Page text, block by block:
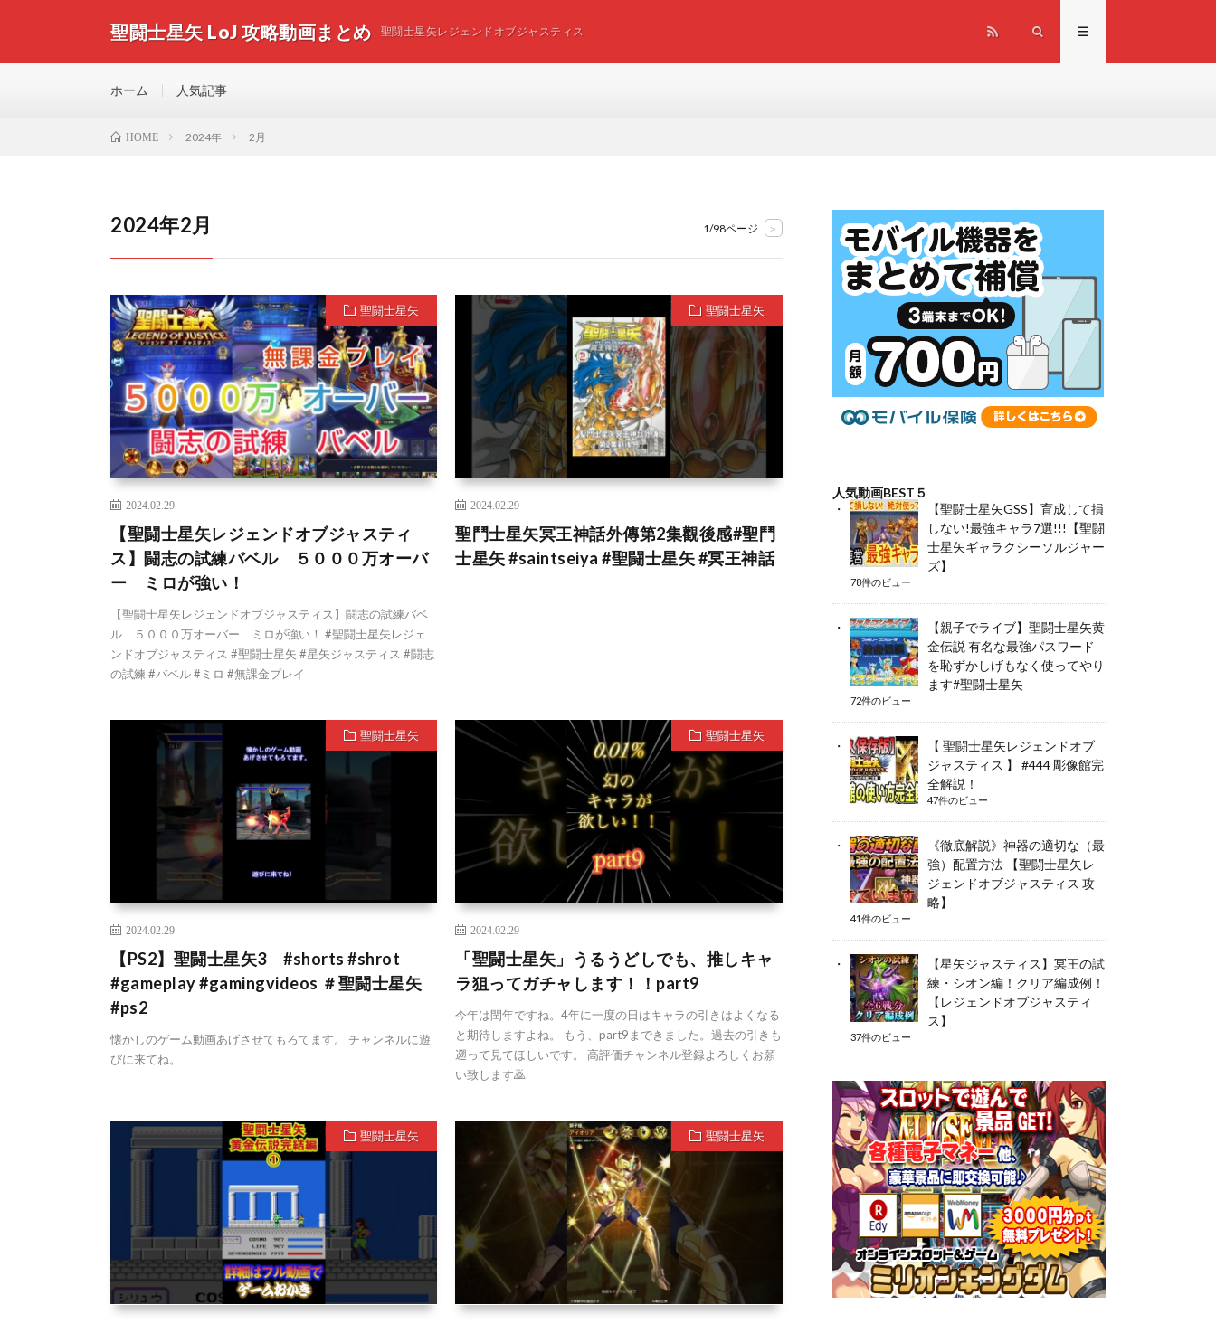
聖闘士星矢 LoJ 攻略動画まとめ 聖闘士星矢レジェンドオブジャスティス
ホーム 人気記事
HOME 2024年 2月
2024年2月 1/98ページ >
聖闘士星矢
2024.02.29
【聖闘士星矢レジェンドオブジャスティ
ス】闘志の試練バベル ５０００万オーバ
ー ミロが強い！
【聖闘士星矢レジェンドオブジャスティス】闘志の試練バベ
ル ５０００万オーバー ミロが強い！ #聖闘士星矢レジェ
ンドオブジャスティス #聖闘士星矢 #星矢ジャスティス #闘志
の試練 #バベル #ミロ #無課金プレイ
聖闘士星矢
2024.02.29
聖鬥士星矢冥王神話外傳第2集觀後感#聖鬥
士星矢 #saintseiya #聖闘士星矢 #冥王神話
聖闘士星矢
2024.02.29
【PS2】聖闘士星矢3 #shorts #shrot
#gameplay #gamingvideos ＃聖闘士星矢
#ps2
懐かしのゲーム動画あげさせてもろてます。 チャンネルに遊
びに来てね。
聖闘士星矢
2024.02.29
「聖闘士星矢」うるうどしでも、推しキャ
ラ狙ってガチャします！！part9
今年は閏年ですね。4年に一度の日はキャラの引きはよくなる
と期待しますよね。 もう、part9まできました。過去の引きも
遡って見てほしいです。 高評価チャンネル登録よろしくお願
い致します🙇
聖闘士星矢 聖闘士星矢
人気動画BEST５
【聖闘士星矢GSS】育成して損
しない!最強キャラ7選!!!【聖闘
士星矢ギャラクシーソルジャー
ズ】
78件のビュー
【親子でライブ】聖闘士星矢黄
金伝説 有名な最強パスワード
を恥ずかしげもなく使ってやり
ます#聖闘士星矢
72件のビュー
【 聖闘士星矢レジェンドオブ
ジャスティス 】 #444 彫像館完
全解説！
47件のビュー
《徹底解説》神器の適切な（最
強）配置方法 【聖闘士星矢レ
ジェンドオブジャスティス 攻
略】
41件のビュー
【星矢ジャスティス】冥王の試
練・シオン編！クリア編成例！
【レジェンドオブジャスティ
ス】
37件のビュー